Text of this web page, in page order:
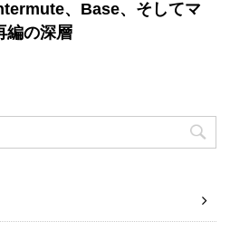
、Base、そしてマ
編の深層